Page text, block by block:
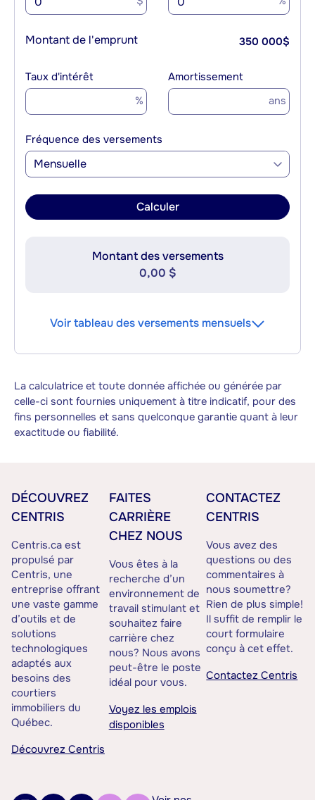
Montant de l'emprunt 350 000$
Taux d'intérêt
%
Amortissement
ans
Fréquence des versements
Mensuelle
Calculer
Montant des versements
0,00 $
Voir tableau des versements mensuels
La calculatrice et toute donnée affichée ou générée par
celle-ci sont fournies uniquement à titre indicatif, pour des
fins personnelles et sans quelconque garantie quant à leur
exactitude ou fiabilité.
DÉCOUVREZ
CENTRIS
Centris.ca est
propulsé par
Centris, une
entreprise offrant
une vaste gamme
d’outils et de
solutions
technologiques
adaptés aux
besoins des
courtiers
immobiliers du
Québec.
Découvrez Centris
FAITES
CARRIÈRE
CHEZ NOUS
Vous êtes à la
recherche d’un
environnement de
travail stimulant et
souhaitez faire
carrière chez
nous? Nous avons
peut-être le poste
idéal pour vous.
Voyez les emplois
disponibles
CONTACTEZ
CENTRIS
Vous avez des
questions ou des
commentaires à
nous soumettre?
Rien de plus simple!
Il suffit de remplir le
court formulaire
conçu à cet effet.
Contactez Centris